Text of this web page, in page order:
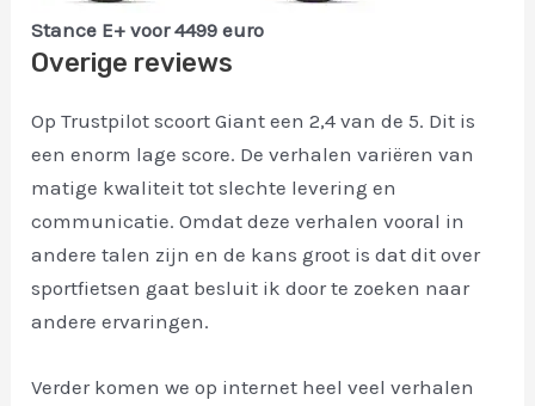
Stance E+ voor 4499 euro
Overige reviews
Op Trustpilot scoort Giant een 2,4 van de 5. Dit is
een enorm lage score. De verhalen variëren van
matige kwaliteit tot slechte levering en
communicatie. Omdat deze verhalen vooral in
andere talen zijn en de kans groot is dat dit over
sportfietsen gaat besluit ik door te zoeken naar
andere ervaringen.
Verder komen we op internet heel veel verhalen